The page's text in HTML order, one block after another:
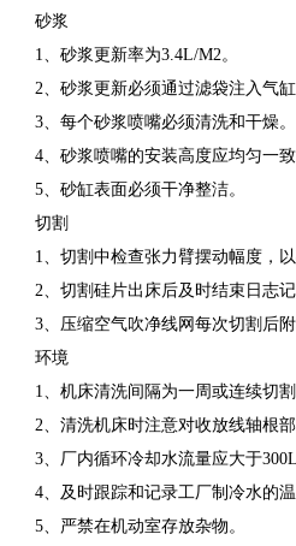
砂浆
1、砂浆更新率为3.4L/M2。
2、砂浆更新必须通过滤袋注入气缸
3、每个砂浆喷嘴必须清洗和干燥。
4、砂浆喷嘴的安装高度应均匀一致
5、砂缸表面必须干净整洁。
切割
1、切割中检查张力臂摆动幅度，以
2、切割硅片出床后及时结束日志记
3、压缩空气吹净线网每次切割后附
环境
1、机床清洗间隔为一周或连续切割
2、清洗机床时注意对收放线轴根部
3、厂内循环冷却水流量应大于300L/
4、及时跟踪和记录工厂制冷水的温
5、严禁在机动室存放杂物。